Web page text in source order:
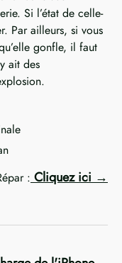
Si l’état de celle-
Par ailleurs, si vous
gonfle, il faut
ait des
: Cliquez ici